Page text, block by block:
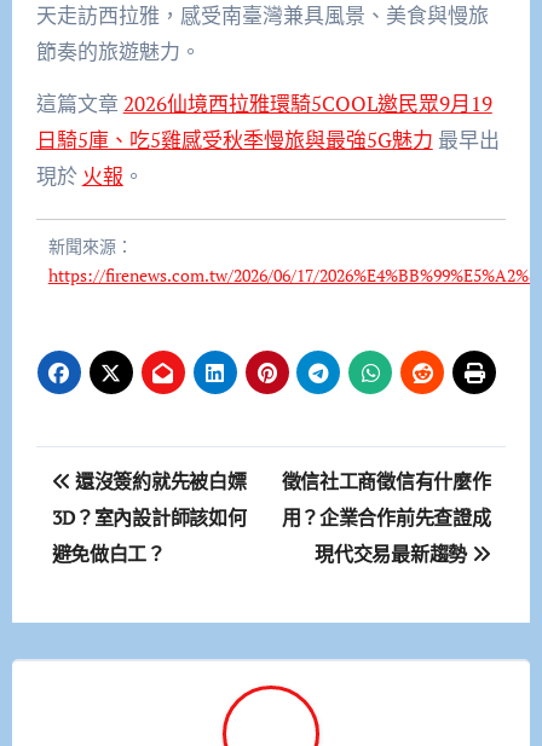
天走訪西拉雅，感受南臺灣兼具風景、美食與慢旅
節奏的旅遊魅力。
這篇文章 2026仙境西拉雅環騎5COOL邀民眾9月19
日騎5庫、吃5雞感受秋季慢旅與最強5G魅力 最早出
現於 火報 。
新聞來源：
https://firenews.com.tw/2026/06/17/
文
章
導
覽
還沒簽約就先被白嫖
3D？室內設計師該如何
避免做白工？
徵信社工商徵信有什麼作
用？企業合作前先查證成
現代交易最新趨勢